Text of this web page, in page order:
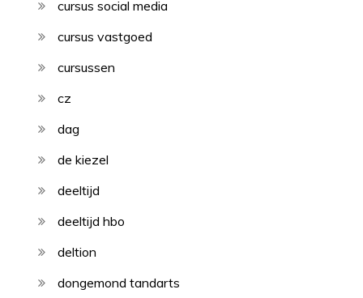
cursus social media
cursus vastgoed
cursussen
cz
dag
de kiezel
deeltijd
deeltijd hbo
deltion
dongemond tandarts